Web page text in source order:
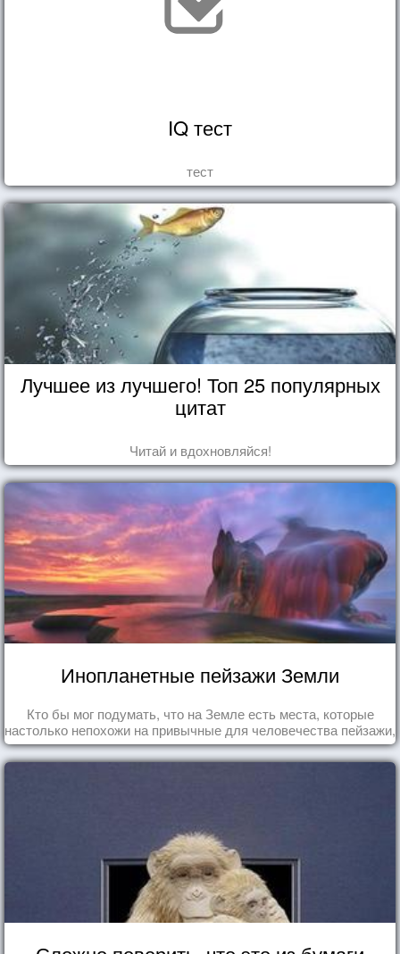
IQ тест
тест
Лучшее из лучшего! Топ 25 популярных
цитат
Читай и вдохновляйся!
Инопланетные пейзажи Земли
Кто бы мог подумать, что на Земле есть места, которые
настолько непохожи на привычные для человечества пейзажи,
что кажутся и вовсе инопланетными!